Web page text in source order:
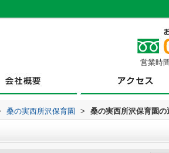
営業時
桑の実西所沢保育園 > 桑の実西所沢保育園の